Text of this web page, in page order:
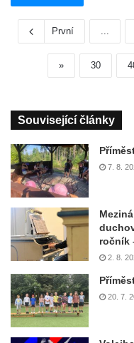
První
» 30
Související články
7. 8.
ročník
2. 8.
20. 7.